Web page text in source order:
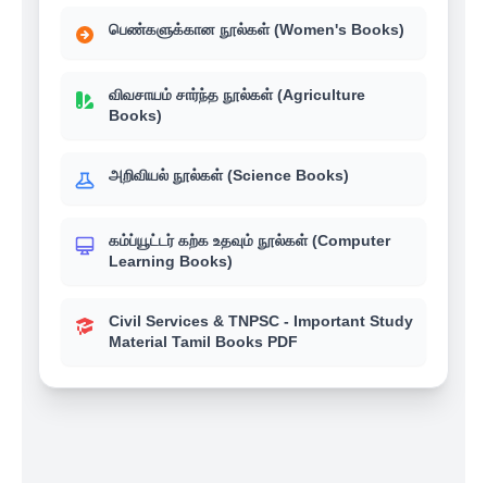
பெண்களுக்கான நூல்கள் (Women's Books)
விவசாயம் சார்ந்த நூல்கள் (Agriculture
Books)
அறிவியல் நூல்கள் (Science Books)
கம்ப்யூட்டர் கற்க உதவும் நூல்கள் (Computer
Learning Books)
Civil Services & TNPSC - Important Study
Material Tamil Books PDF